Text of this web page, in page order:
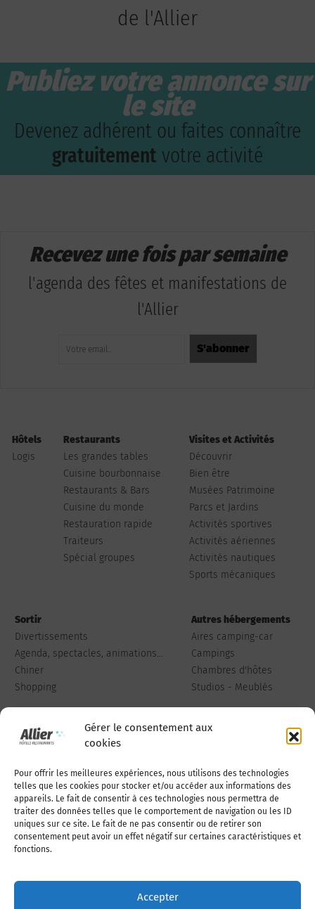
Gérer le consentement aux
cookies
Pour offrir les meilleures expériences, nous utilisons des technologies
telles que les cookies pour stocker et/ou accéder aux informations des
appareils. Le fait de consentir à ces technologies nous permettra de
traiter des données telles que le comportement de navigation ou les ID
uniques sur ce site. Le fait de ne pas consentir ou de retirer son
consentement peut avoir un effet négatif sur certaines caractéristiques et
fonctions.
Accepter
de l'Allier
Publiez votre annonce sur
le site
Devenez adhérent ou faites connaître
gratuitement votre activité
Recevez une fois par semaine
l'agenda des fêtes et manifestations de
l'Allier
Hôtels
Logis
Restaurants
Les grandes tables
Cuisine bourbonnaise
Restaurants & Bars
Cuisine du monde
Restauration rapide
Traiteurs
Spécial groupes
Visites et Activités
Découvrir
Bien être
Musées Patrimoine
Parcs et Jardins
Activités sportives
Activités aériennes
Activités nautiques
Sports mécaniques
Sortir
Divertissements
Agenda, spectacles, animations...
Chiner
Shopping
Autres hébergements
Aires camping-car
Campings
Chambres d'hôtes
Studios - Meublés
Qui sommes-nous Publiez votre annonce
Adhérer à l’association Nous contacter